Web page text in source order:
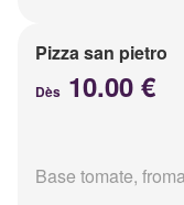
Pizza san pietro
Dès 10.00 €
Base tomate,